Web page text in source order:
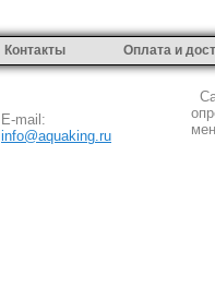
Контакты Оплата и
E-mail:
info@aquaking.ru